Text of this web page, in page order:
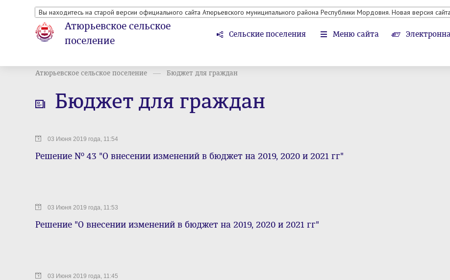
Вы находитесь на старой версии официального сайта Атюрьевского муниципального района Республики Мордовия. Новая версия
Атюрьевское сельское
поселение
Сельские поселения Меню сайта
Атюрьевское сельское поселение Бюджет для граждан
Бюджет для граждан
03 Июня 2019 года, 11:54
Решение № 43 "О внесении изменений в бюджет на 2019, 2020 и 2021 гг"
03 Июня 2019 года, 11:53
Решение "О внесении изменений в бюджет на 2019, 2020 и 2021 гг"
03 Июня 2019 года, 11:45